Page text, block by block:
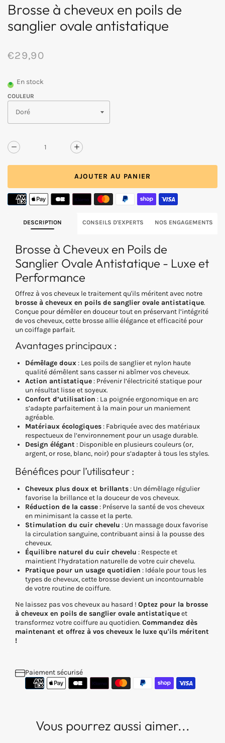
Brosse à cheveux en poils de
sanglier ovale antistatique
€29,90
/
UNITAIRE
En stock
COULEUR
Réduire
Brosse
à
cheveux
poils
ovale
antistatique
Augmenter
de
Brosse
à
cheveux
poils
ovale
antistatique
AJOUTER AU PANIER
DESCRIPTION CONSEILS D'EXPERTS NOS ENGAGEMENTS
Brosse à Cheveux en Poils de
Sanglier Ovale Antistatique - Luxe et
Performance
Offrez à vos cheveux le traitement qu'ils méritent avec notre
brosse à cheveux en poils de sanglier ovale antistatique.
Conçue pour démêler en douceur tout en préservant l’intégrité
de vos cheveux, cette brosse allie élégance et efficacité pour
un coiffage parfait.
Avantages principaux :
Démêlage doux: Les poils de sanglier et nylon haute
qualité démêlent sans casser ni abîmer vos cheveux.
Action antistatique: Prévenir l’électricité statique pour
un résultat lisse et soyeux.
Confort d’utilisation : La poignée ergonomique en arc
s’adapte parfaitement à la main pour un maniement
agréable.
Matériaux écologiques: Fabriquée avec des matériaux
respectueux de l’environnement pour un usage durable.
Design élégant : Disponible en plusieurs couleurs (or,
argent, or rose, blanc, noir) pour s’adapter à tous les styles.
Bénéfices pour l’utilisateur :
Cheveux plus doux et brillants: Un démêlage régulier
favorise la brillance et la douceur de vos cheveux.
Réduction de la casse: Préserve la santé de vos cheveux
en minimisant la casse et la perte.
Stimulation du cuir chevelu : Un massage doux favorise
la circulation sanguine, contribuant ainsi à la pousse des
cheveux.
Équilibre naturel du cuir chevelu : Respecte et
maintient l’hydratation naturelle de votre cuir chevelu.
Pratique pour un usage quotidien : Idéale pour tous les
types de cheveux, cette brosse devient un incontournable
de votre routine de coiffure.
Ne laissez pas vos cheveux au hasard ! Optez pour la brosse
à cheveux en poils de sanglier ovale antistatiqueet
transformez votre coiffure au quotidien. Commandez dès
maintenant et offrez à vos cheveux le luxe qu'ils méritent
!
Paiement sécurisé
Vous pourrez aussi aimer...